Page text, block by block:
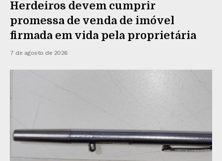
Herdeiros devem cumprir
promessa de venda de imóvel
firmada em vida pela proprietária
7 de agosto de 2026